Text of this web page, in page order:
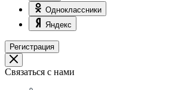
Одноклассники
Яндекс
Регистрация
Связаться с нами